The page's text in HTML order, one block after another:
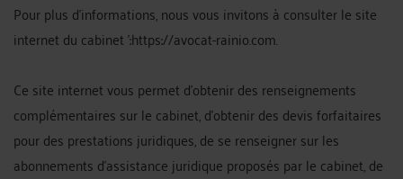
Pour plus d'informations, nous vous invitons à consulter le site
internet du cabinet ':https://avocat-rainio.com.
Ce site internet vous permet d'obtenir des renseignements
complémentaires sur le cabinet, d'obtenir des devis forfaitaires
pour des prestations juridiques, de se renseigner sur les
abonnements d’assistance juridique proposés par le cabinet, de